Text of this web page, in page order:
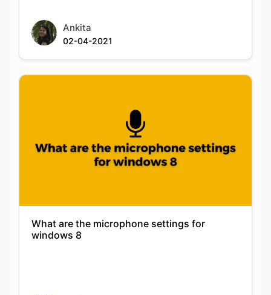
Ankita
02-04-2021
What are the microphone settings for
windows 8